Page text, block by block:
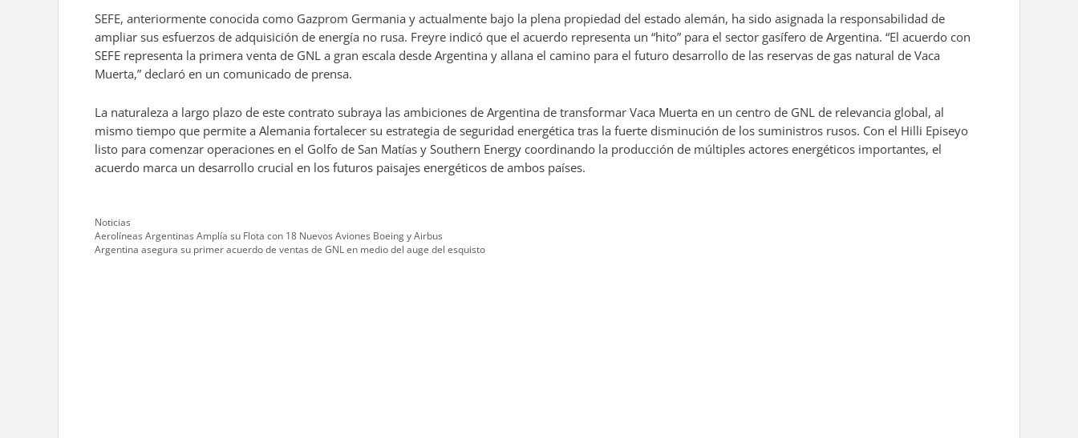
SEFE, anteriormente conocida como Gazprom Germania y actualmente bajo la plena propiedad del estado alemán, ha sido asignada la responsabilidad de
ampliar sus esfuerzos de adquisición de energía no rusa. Freyre indicó que el acuerdo representa un “hito” para el sector gasífero de Argentina. “El acuerdo con
SEFE representa la primera venta de GNL a gran escala desde Argentina y allana el camino para el futuro desarrollo de las reservas de gas natural de Vaca
Muerta,” declaró en un comunicado de prensa.
La naturaleza a largo plazo de este contrato subraya las ambiciones de Argentina de transformar Vaca Muerta en un centro de GNL de relevancia global, al
mismo tiempo que permite a Alemania fortalecer su estrategia de seguridad energética tras la fuerte disminución de los suministros rusos. Con el Hilli Episeyo
listo para comenzar operaciones en el Golfo de San Matías y Southern Energy coordinando la producción de múltiples actores energéticos importantes, el
acuerdo marca un desarrollo crucial en los futuros paisajes energéticos de ambos países.
Categories
Noticias
Aerolíneas Argentinas Amplía su Flota con 18 Nuevos Aviones Boeing y Airbus
Argentina asegura su primer acuerdo de ventas de GNL en medio del auge del esquisto